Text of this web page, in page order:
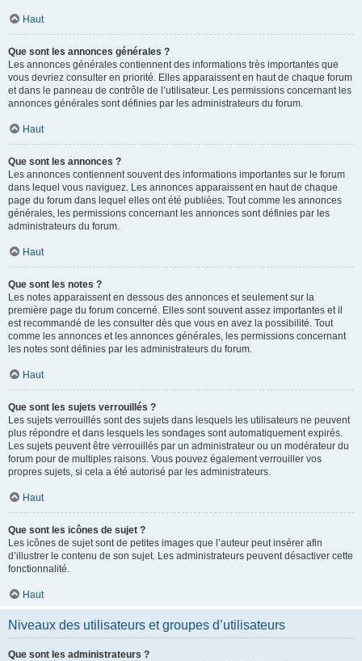
Haut
Que sont les annonces générales ?
Les annonces générales contiennent des informations très importantes que
vous devriez consulter en priorité. Elles apparaissent en haut de chaque forum
et dans le panneau de contrôle de l’utilisateur. Les permissions concernant les
annonces générales sont définies par les administrateurs du forum.
Haut
Que sont les annonces ?
Les annonces contiennent souvent des informations importantes sur le forum
dans lequel vous naviguez. Les annonces apparaissent en haut de chaque
page du forum dans lequel elles ont été publiées. Tout comme les annonces
générales, les permissions concernant les annonces sont définies par les
administrateurs du forum.
Haut
Que sont les notes ?
Les notes apparaissent en dessous des annonces et seulement sur la
première page du forum concerné. Elles sont souvent assez importantes et il
est recommandé de les consulter dès que vous en avez la possibilité. Tout
comme les annonces et les annonces générales, les permissions concernant
les notes sont définies par les administrateurs du forum.
Haut
Que sont les sujets verrouillés ?
Les sujets verrouillés sont des sujets dans lesquels les utilisateurs ne peuvent
plus répondre et dans lesquels les sondages sont automatiquement expirés.
Les sujets peuvent être verrouillés par un administrateur ou un modérateur du
forum pour de multiples raisons. Vous pouvez également verrouiller vos
propres sujets, si cela a été autorisé par les administrateurs.
Haut
Que sont les icônes de sujet ?
Les icônes de sujet sont de petites images que l’auteur peut insérer afin
d’illustrer le contenu de son sujet. Les administrateurs peuvent désactiver cette
fonctionnalité.
Haut
Niveaux des utilisateurs et groupes d’utilisateurs
Que sont les administrateurs ?